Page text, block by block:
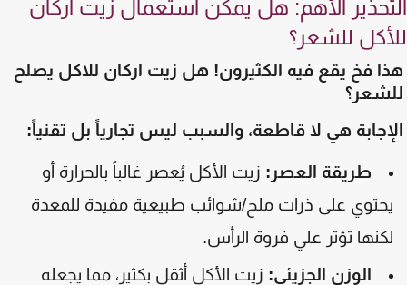
الأهم: هل يمكن استعمال زيت أركان
للشعر؟
فخ يقع فيه الكثيرون! هل زيت اركان للاكل يصلح
هي لا قاطعة، والسبب ليس تجارياً بل تقنياً:
طريقة العصر:زيت الأكل يُعصر غالباً بالحرارة أو
على ذرات ملح/شوائب طبيعية مفيدة للمعدة
تؤثر علي فروة الرأس.
الوزن الجزيئي: زيت الأكل أثقل بكثير، مما يجعله